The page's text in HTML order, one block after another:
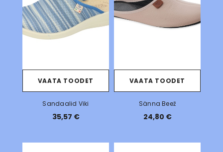
VAATA TOODET
Sandaalid Viki
35,57 €
VAATA TOODET
Sänna Beež
24,80 €